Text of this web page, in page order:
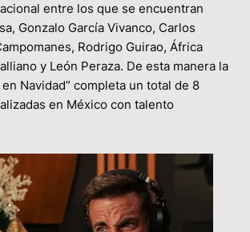
entre los que se encuentran
Gonzalo García Vivanco, Carlos
Rodrigo Guirao, África
y León Peraza. De esta manera la
Navidad” completa un total de 8
en México con talento